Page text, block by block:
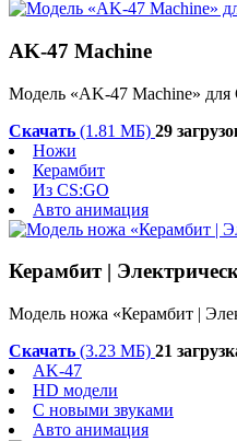
AK-47 Machine
Модель «AK-47 Machine» для
Скачать (1.81 МБ) 29
Ножи
Керамбит
Из CS:GO
Авто анимация
Керамбит |
Модель ножа «Керамбит |
Скачать (3.23 МБ) 21
AK-47
HD модели
С новыми звуками
Авто анимация